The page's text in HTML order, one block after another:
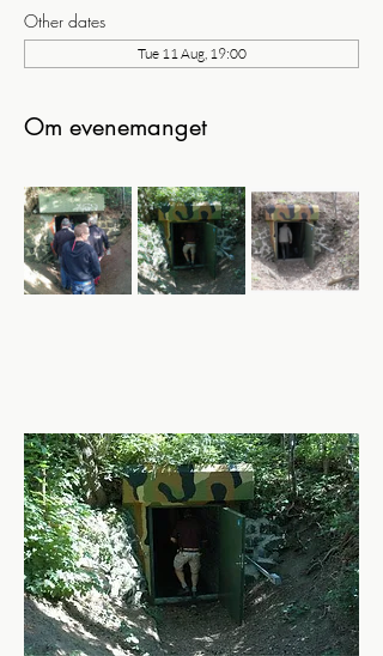
Other dates
Tue 11 Aug, 19:00
Om evenemanget